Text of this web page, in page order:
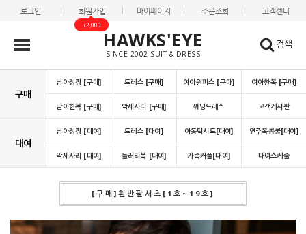
로그인 회원가입
+2,000
마이페이지 주문조회 고객센터
HAWKS'EYE
SINCE 2002 SUIT & DRESS
검색
구매
남아정장 [구매] 드레스 [구매] 여아원피스 [구매] 여아한복 [구매]
남아한복 [구매] 악세사리 [구매] 웨딩드레스 고객게시판
대여
남아정장 [대여] 드레스 [대여] 아동턱시도[대여] 연주복콩쿨[대여]
악세사리 [대여] 들러리복 [대여] 가족커플[대여] 대여스케쥴
[구매]흰반팔셔츠[1호~19호]